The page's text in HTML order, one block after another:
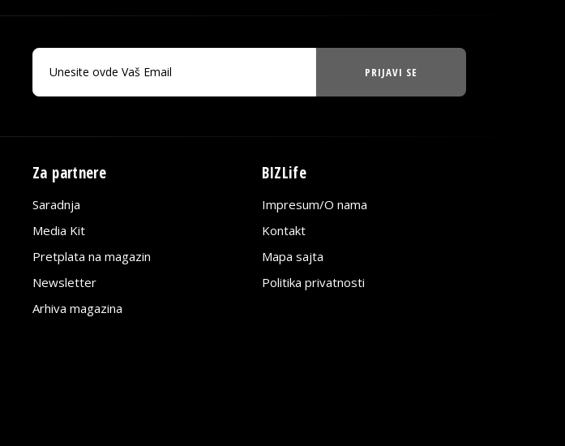
PRIJAVI SE
Za partnere
Saradnja
Media Kit
Pretplata na magazin
Newsletter
Arhiva magazina
BIZLife
Impresum/O nama
Kontakt
Mapa sajta
Politika privatnosti